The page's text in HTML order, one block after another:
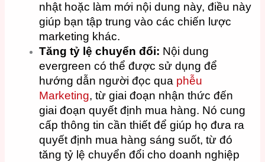
nhật hoặc làm mới nội dung này, điều này
giúp bạn tập trung vào các chiến lược
marketing khác.
Tăng tỷ lệ chuyển đổi: Nội dung
evergreen có thể được sử dụng để
hướng dẫn người đọc qua phễu
Marketing, từ giai đoạn nhận thức đến
giai đoạn quyết định mua hàng. Nó cung
cấp thông tin cần thiết để giúp họ đưa ra
quyết định mua hàng sáng suốt, từ đó
tăng tỷ lệ chuyển đổi cho doanh nghiệp